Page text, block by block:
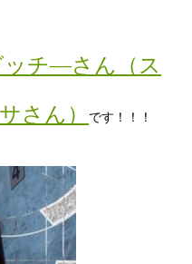
ッチ―さん（ス
さん） です！！！